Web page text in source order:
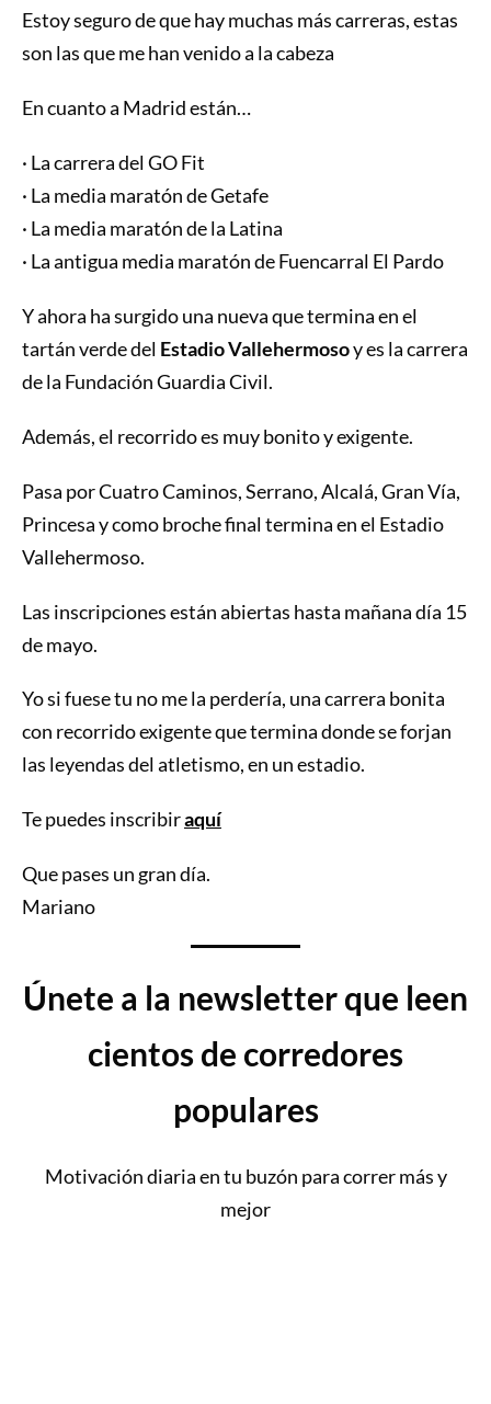
Estoy seguro de que hay muchas más carreras, estas
son las que me han venido a la cabeza
En cuanto a Madrid están…
· La carrera del GO Fit
· La media maratón de Getafe
· La media maratón de la Latina
· La antigua media maratón de Fuencarral El Pardo
Y ahora ha surgido una nueva que termina en el
tartán verde del Estadio Vallehermosoy es la carrera
de la Fundación Guardia Civil.
Además, el recorrido es muy bonito y exigente.
Pasa por Cuatro Caminos, Serrano, Alcalá, Gran Vía,
Princesa y como broche final termina en el Estadio
Vallehermoso.
Las inscripciones están abiertas hasta mañana día 15
de mayo.
Yo si fuese tu no me la perdería, una carrera bonita
con recorrido exigente que termina donde se forjan
las leyendas del atletismo, en un estadio.
Te puedes inscribiraquí
Que pases un gran día.
Mariano
Únete a la newsletter que leen
cientos de corredores
populares
Motivación diaria en tu buzón para correr más y
mejor